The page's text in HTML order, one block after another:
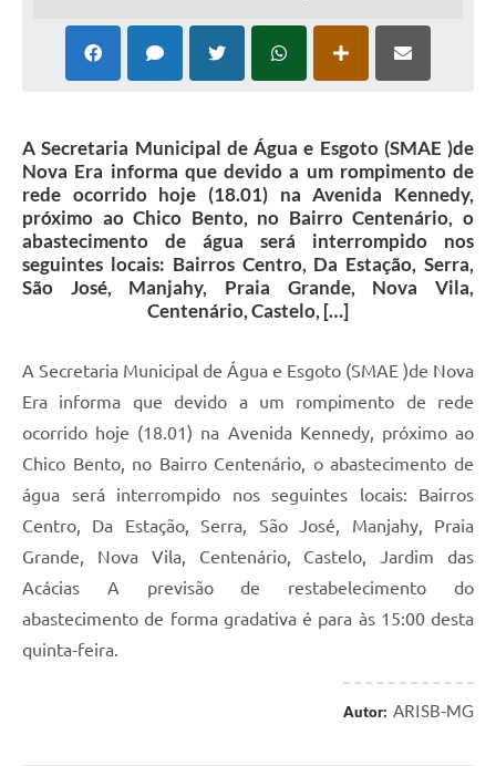
A Secretaria Municipal de Água e Esgoto (SMAE )de
Nova Era informa que devido a um rompimento de
rede ocorrido hoje (18.01) na Avenida Kennedy,
próximo ao Chico Bento, no Bairro Centenário, o
abastecimento de água será interrompido nos
seguintes locais: Bairros Centro, Da Estação, Serra,
São José, Manjahy, Praia Grande, Nova Vila,
Centenário, Castelo, […]
A Secretaria Municipal de Água e Esgoto (SMAE )de Nova
Era informa que devido a um rompimento de rede
ocorrido hoje (18.01) na Avenida Kennedy, próximo ao
Chico Bento, no Bairro Centenário, o abastecimento de
água será interrompido nos seguintes locais: Bairros
Centro, Da Estação, Serra, São José, Manjahy, Praia
Grande, Nova Vila, Centenário, Castelo, Jardim das
Acácias A previsão de restabelecimento do
abastecimento de forma gradativa é para às 15:00 desta
quinta-feira.
Autor: ARISB-MG